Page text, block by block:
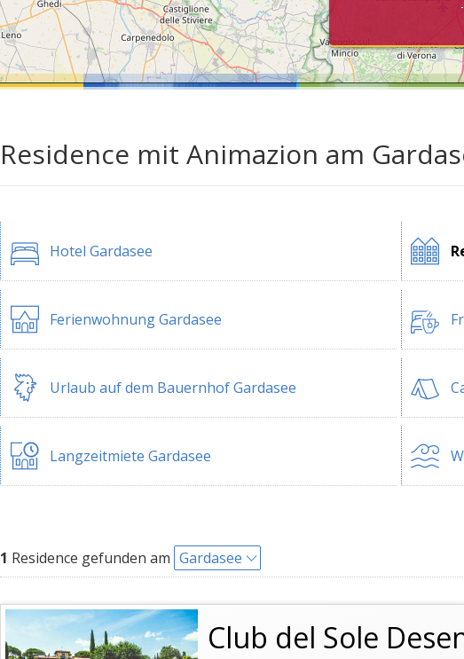
Residence mit Animazion am
Hotel Gardasee
Ferienwohnung Gardasee
Urlaub auf dem Bauernhof Gardasee
Langzeitmiete Gardasee
1 Residence gefunden am Gardasee
Club del Sole